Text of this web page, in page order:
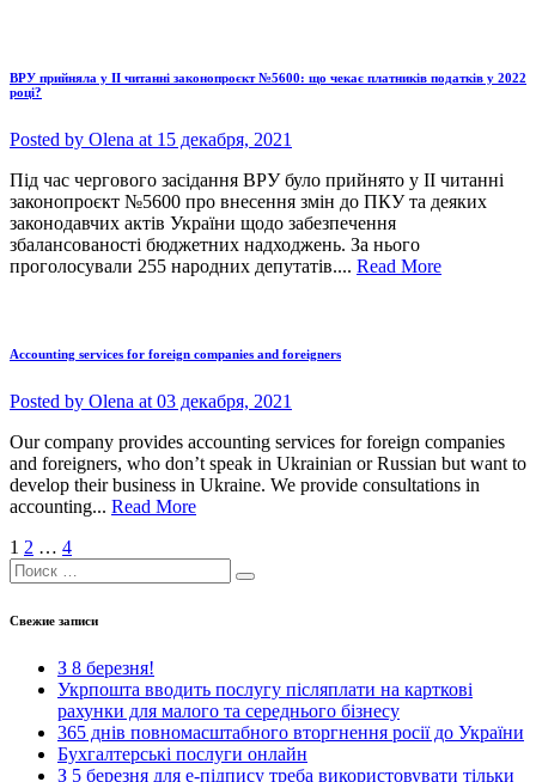
ВРУ прийняла у ІІ читанні законопроєкт №5600: що чекає платників податків у 2022
році?
Posted by Olena at 15 декабря, 2021
Під час чергового засідання ВРУ було прийнято у ІІ читанні
законопроєкт №5600 про внесення змін до ПКУ та деяких
законодавчих актів України щодо забезпечення
збалансованості бюджетних надходжень. За нього
проголосували 255 народних депутатів.... Read More
Аccounting services for foreign companies and foreigners
Posted by Olena at 03 декабря, 2021
Our company provides accounting services for foreign companies
and foreigners, who don’t speak in Ukrainian or Russian but want to
develop their business in Ukraine. We provide consultations in
accounting... Read More
1 2 … 4
Свежие записи
З 8 березня!
Укрпошта вводить послугу післяплати на карткові
рахунки для малого та середнього бізнесу
365 днів повномасштабного вторгнення росії до України
Бухгалтерські послуги онлайн
З 5 березня для е-підпису треба використовувати тільки